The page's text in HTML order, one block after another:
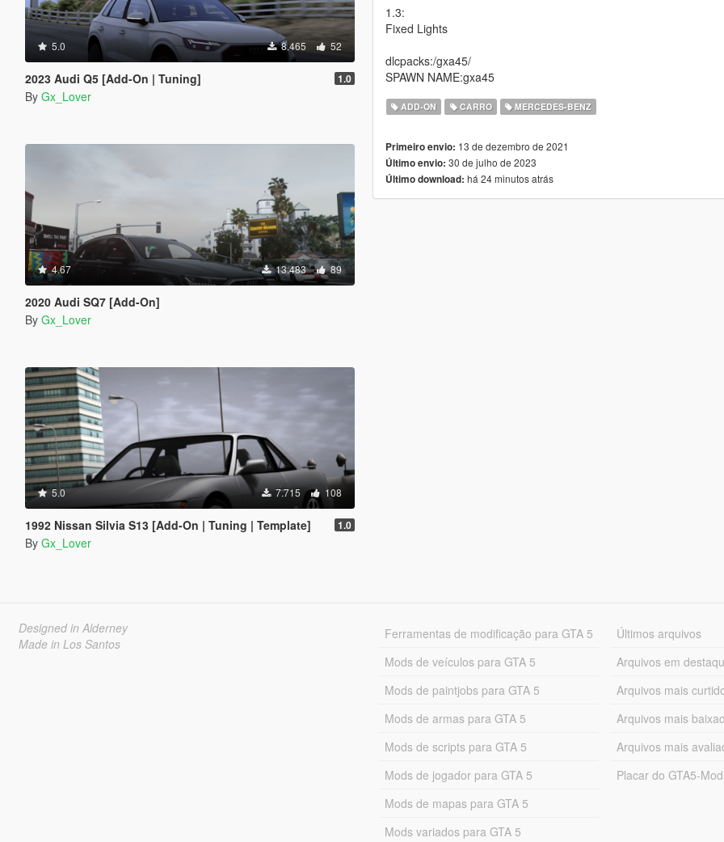
5.0 8.465 52
2023 Audi Q5 [Add-On | Tuning] 1.0
By Gx_Lover
4.67 13.483 89
2020 Audi SQ7 [Add-On]
By Gx_Lover
5.0 7.715 108
1992 Nissan Silvia S13 [Add-On | Tuning | Template] 1.0
By Gx_Lover
1.3:
Fixed Lights
dlcpacks:/gxa45/
SPAWN NAME:gxa45
ADD-ON CARRO MERCEDES-BENZ
Primeiro envio: 13 de dezembro de 2021
Último envio: 30 de julho de 2023
Último download: há 24 minutos atrás
Designed in Alderney
Made in Los Santos
Ferramentas de modificação para GTA 5
Mods de veículos para GTA 5
Mods de paintjobs para GTA 5
Mods de armas para GTA 5
Mods de scripts para GTA 5
Mods de jogador para GTA 5
Mods de mapas para GTA 5
Mods variados para GTA 5
Últimos arquivos
Arquivos em
Arquivos mais
Arquivos mais
Arquivos mais
Placar do GTA5-